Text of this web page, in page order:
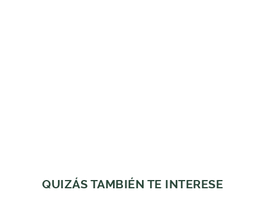
QUIZÁS TAMBIÉN TE INTERESE